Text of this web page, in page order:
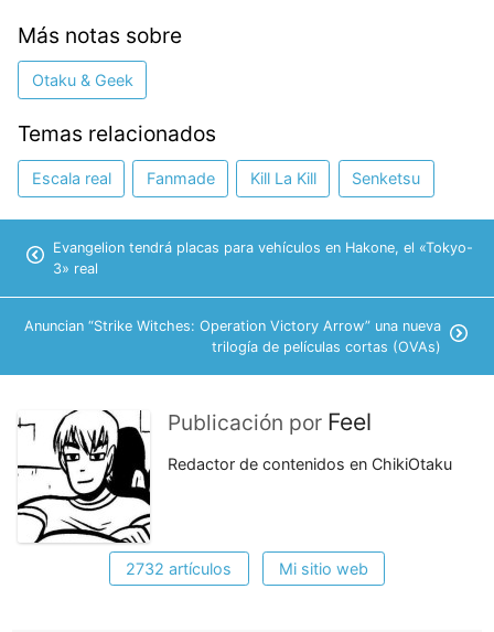
Más notas sobre
Otaku & Geek
Temas relacionados
Escala real Fanmade Kill La Kill Senketsu
Evangelion tendrá placas para vehículos en Hakone, el «Tokyo-
3» real
Anuncian “Strike Witches: Operation Victory Arrow” una nueva
trilogía de películas cortas (OVAs)
Publicación por Feel
Redactor de contenidos en ChikiOtaku
2732 artículos Mi sitio web